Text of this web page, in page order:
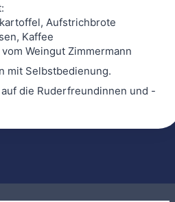
Aufstrichbrote
Kaffee
Weingut Zimmermann
mit Selbstbedienung.
die Ruderfreundinnen und -